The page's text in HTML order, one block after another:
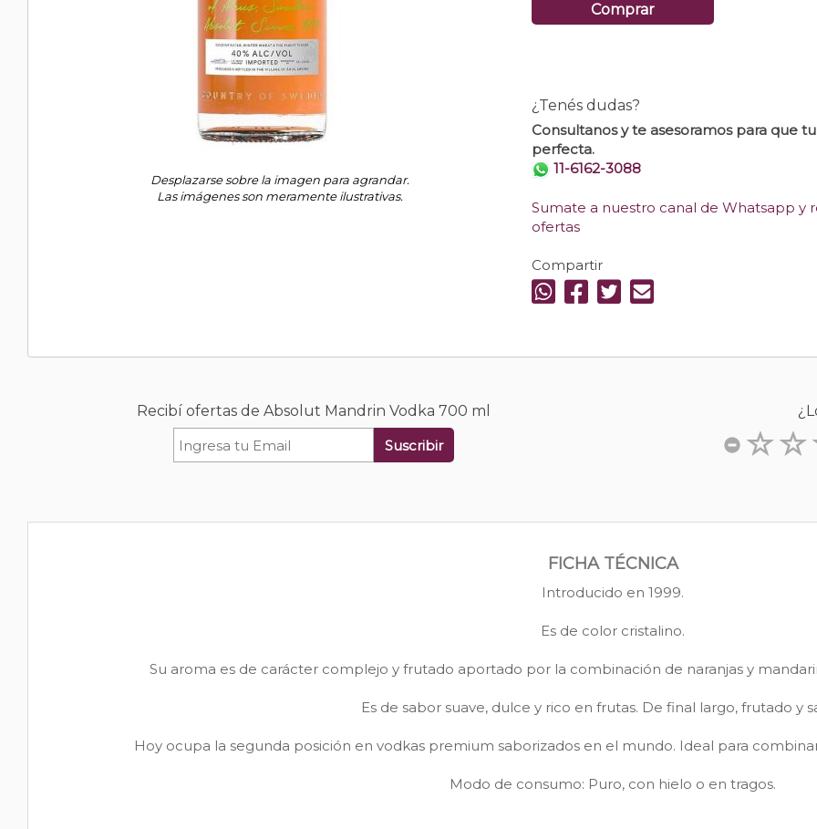
Desplazarse sobre la imagen para agrandar.
Las imágenes son meramente ilustrativas.
Comprar
¿Tenés dudas?
Consultanos y te asesoramos para que
perfecta.
11-6162-3088
Sumate a nuestro canal de Whatsapp y
ofertas
Compartir
Recibí ofertas de Absolut Mandrin Vodka 700 ml
Suscribir
FICHA TÉCNICA
Introducido en 1999.
Es de color cristalino.
Su aroma es de carácter complejo y frutado aportado por la combinación de naranjas y
Es de sabor suave, dulce y rico en frutas. De final largo, frutado y
Hoy ocupa la segunda posición en vodkas premium saborizados en el mundo. Ideal para
Modo de consumo: Puro, con hielo o en tragos.